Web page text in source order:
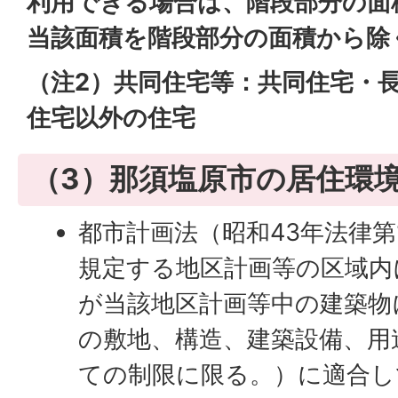
当該面積を階段部分の面積から
（注2）共同住宅等：共同住宅・
住宅以外の住宅
（3）那須塩原市の居住環
都市計画法（昭和43年法律
規定する地区計画等の区域
が当該地区計画等中の建築
の敷地、構造、建築設備、
ての制限に限る。）に適合